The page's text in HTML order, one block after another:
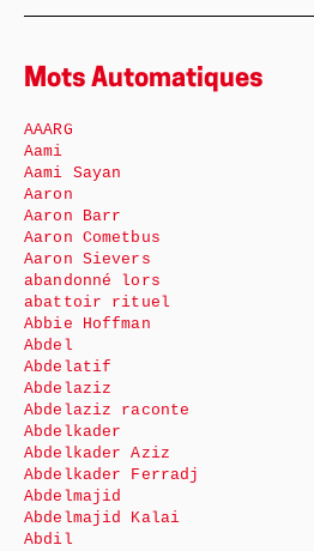
Mots Automatiques
AAARG
Aami
Aami Sayan
Aaron
Aaron Barr
Aaron Cometbus
Aaron Sievers
abandonné lors
abattoir rituel
Abbie Hoffman
Abdel
Abdelatif
Abdelaziz
Abdelaziz raconte
Abdelkader
Abdelkader Aziz
Abdelkader Ferradj
Abdelmajid
Abdelmajid Kalai
Abdil